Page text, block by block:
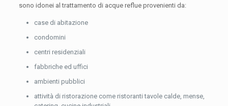
sono idonei al trattamento di acque reflue provenienti da:
case di abitazione
condomini
centri residenziali
fabbriche ed uffici
ambienti pubblici
attività di ristorazione come ristoranti tavole calde, mense,